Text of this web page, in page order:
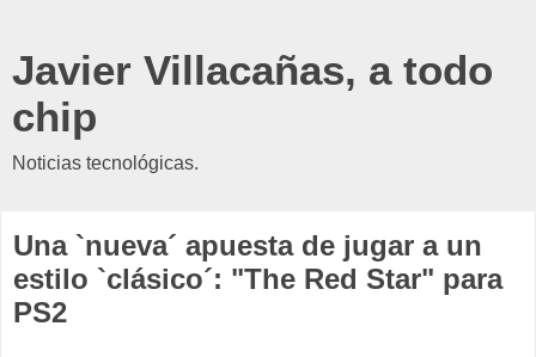
Javier Villacañas, a todo
chip
Noticias tecnológicas.
Una `nueva´ apuesta de jugar a un
estilo `clásico´: "The Red Star" para
PS2